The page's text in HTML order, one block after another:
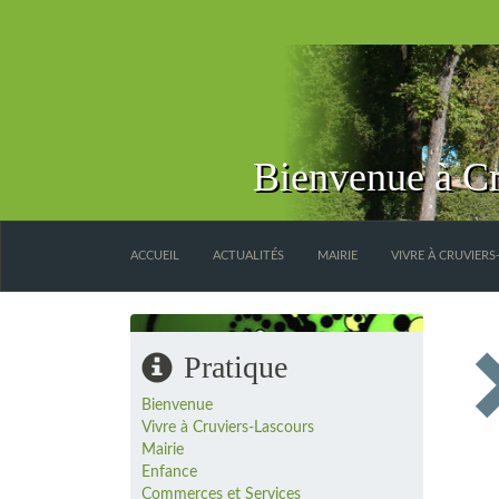
Bienvenue à
ACCUEIL ACTUALITÉS MAIRIE VIVRE À
Pratique
Bienvenue
Vivre à Cruviers-Lascours
Mairie
Enfance
Commerces et Services